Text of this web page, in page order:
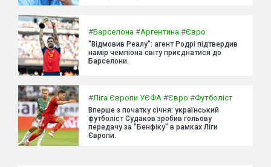
#Барселона #Аргентина #Євро
"Відмовив Реалу": агент Родрі підтвердив
намір чемпіона світу приєднатися до
Барселони.
#Ліга Європи УЄФА #Євро #Футболіст
Вперше з початку січня: український
футболіст Судаков зробив гольову
передачу за "Бенфіку" в рамках Ліги
Європи.